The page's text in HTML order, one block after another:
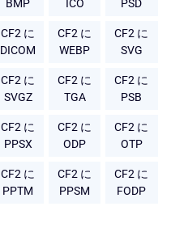
BMP
ICO
PSD
CF2 に
DICOM
CF2 に
WEBP
CF2 に
SVG
CF2 に
SVGZ
CF2 に
TGA
CF2 に
PSB
CF2 に
PPSX
CF2 に
ODP
CF2 に
OTP
CF2 に
PPTM
CF2 に
PPSM
CF2 に
FODP